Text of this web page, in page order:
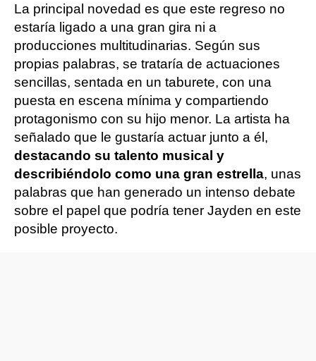
La principal novedad es que este regreso no
estaría ligado a una gran gira ni a
producciones multitudinarias. Según sus
propias palabras, se trataría de actuaciones
sencillas, sentada en un taburete, con una
puesta en escena mínima y compartiendo
protagonismo con su hijo menor. La artista ha
señalado que le gustaría actuar junto a él,
destacando su talento musical y
describiéndolo como una gran estrella, unas
palabras que han generado un intenso debate
sobre el papel que podría tener Jayden en este
posible proyecto.